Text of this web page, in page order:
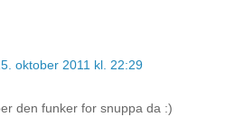
oktober 2011 kl. 22:29
den funker for snuppa da :)